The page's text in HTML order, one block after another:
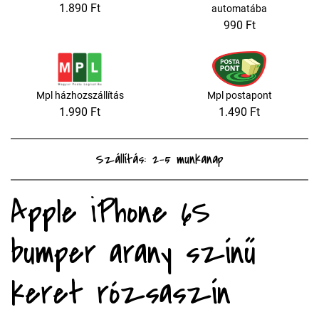
1.890 Ft
automatába
990 Ft
Mpl házhozszállítás
1.990 Ft
Mpl postapont
1.490 Ft
Szállítás: 2-5 munkanap
Apple iPhone 6S
bumper arany színű
keret rózsaszín